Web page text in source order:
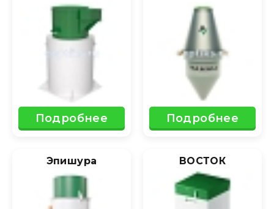
Подробнее Подробнее
Эпишура ВОСТОК